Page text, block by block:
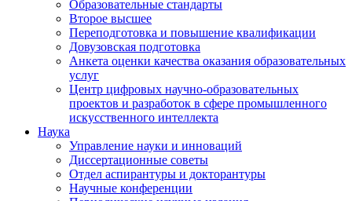
Образовательные стандарты
Второе высшее
Переподготовка и повышение квалификации
Довузовская подготовка
Анкета оценки качества оказания образовательных
услуг
Центр цифровых научно-образовательных
проектов и разработок в сфере промышленного
искусственного интеллекта
Наука
Управление науки и инноваций
Диссертационные советы
Отдел аспирантуры и докторантуры
Научные конференции